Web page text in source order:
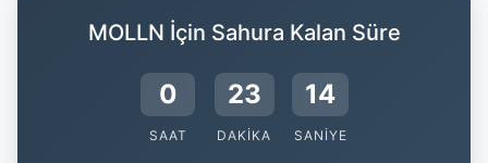
MOLLN İçin Sahura Kalan Süre
0
SAAT
23
DAKIKA
14
SANIYE